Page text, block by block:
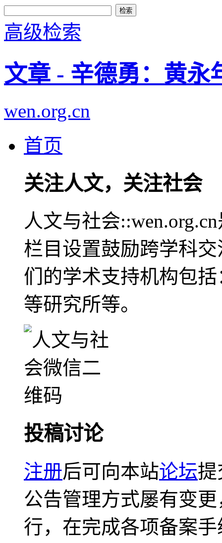
高级检索
文章 - 辛德勇：黄永
wen.org.cn
首页
关注人文，关注社会
人文与社会
栏目设置鼓励跨学科
们的学术支持机构包
等研究所等。
投稿讨论
注册后可向本站论坛提
公告管理方式屡有变
行，在完成各项备案